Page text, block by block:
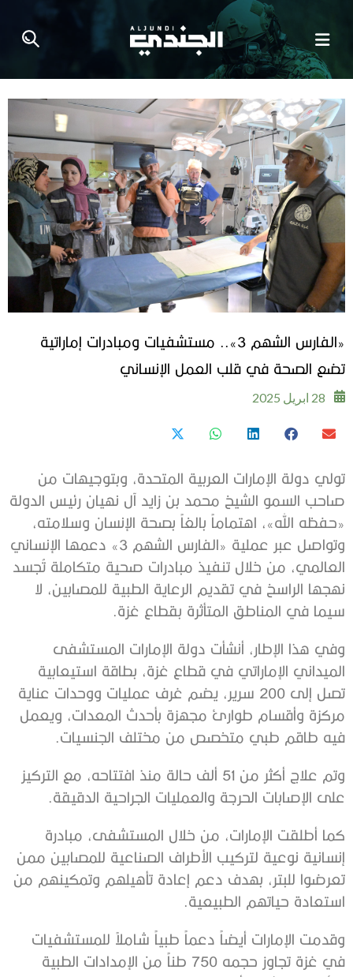
«الفارس الشهم 3».. مستشفيات ومبادرات إماراتية
تضع الصحة في قلب العمل الإنساني
28 ابريل 2025
تولي دولة الإمارات العربية المتحدة، وبتوجيهات من
صاحب السمو الشيخ محمد بن زايد آل نهيان رئيس الدولة
«حفظه الله»، اهتماماً بالغاً بصحة الإنسان وسلامته،
وتواصل عبر عملية «الفارس الشهم 3» دعمها الإنساني
العالمي، من خلال تنفيذ مبادرات صحية متكاملة تُجسد
نهجها الراسخ في تقديم الرعاية الطبية للمصابين، لا
سيما في المناطق المتأثرة بقطاع غزة.
وفي هذا الإطار، أنشأت دولة الإمارات المستشفى
الميداني الإماراتي في قطاع غزة، بطاقة استيعابية
تصل إلى 200 سرير، يضم غرف عمليات ووحدات عناية
مركزة وأقسام طوارئ مجهزة بأحدث المعدات، ويعمل
فيه طاقم طبي متخصص من مختلف الجنسيات.
وتم علاج أكثر من 51 ألف حالة منذ افتتاحه، مع التركيز
على الإصابات الحرجة والعمليات الجراحية الدقيقة.
كما أطلقت الإمارات، من خلال المستشفى، مبادرة
إنسانية نوعية لتركيب الأطراف الصناعية للمصابين ممن
تعرضوا للبتر، بهدف دعم إعادة تأهيلهم وتمكينهم من
استعادة حياتهم الطبيعية.
وقدمت الإمارات أيضاً دعماً طبياً شاملاً للمستشفيات
في غزة تجاوز حجمه 750 طناً من الإمدادات الطبية